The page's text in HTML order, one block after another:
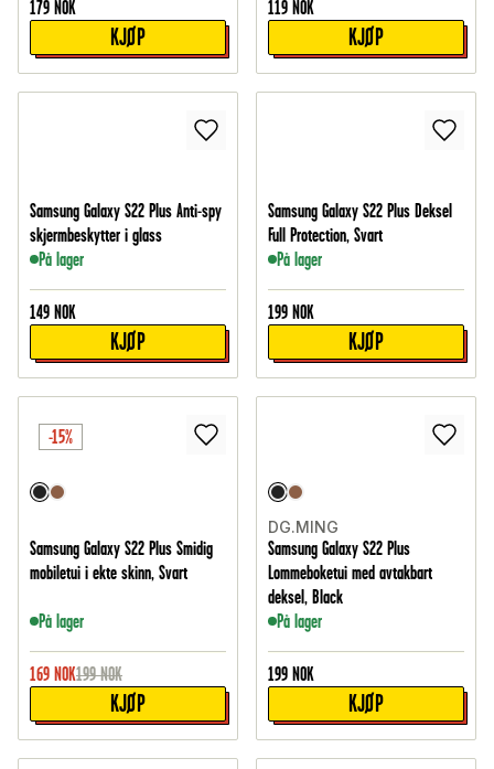
179 NOK
KJØP
119 NOK
KJØP
Samsung Galaxy S22 Plus Anti-spy
skjermbeskytter i glass
På lager
149 NOK
KJØP
Samsung Galaxy S22 Plus Deksel
Full Protection, Svart
På lager
199 NOK
KJØP
-15%
Samsung Galaxy S22 Plus Smidig
mobiletui i ekte skinn, Svart
På lager
169 NOK199 NOK
KJØP
DG.MING
Samsung Galaxy S22 Plus
Lommeboketui med avtakbart
deksel, Black
På lager
199 NOK
KJØP